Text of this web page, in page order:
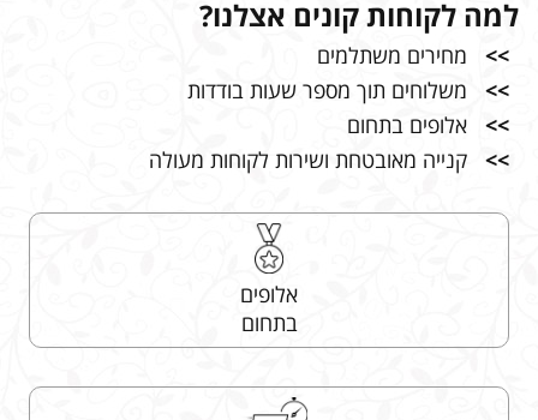
למה לקוחות קונים אצלנו?
>>
מחירים משתלמים
>>
משלוחים תוך מספר שעות בודדות
>>
אלופים בתחום
>>
קנייה מאובטחת ושירות לקוחות מעולה
אלופים
בתחום